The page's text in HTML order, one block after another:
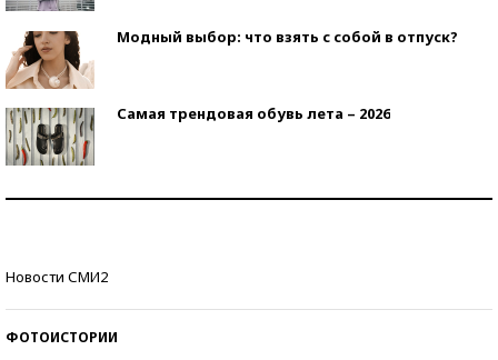
Модный выбор: что взять с собой в отпуск?
Самая трендовая обувь лета – 2026
Новости СМИ2
ФОТОИСТОРИИ